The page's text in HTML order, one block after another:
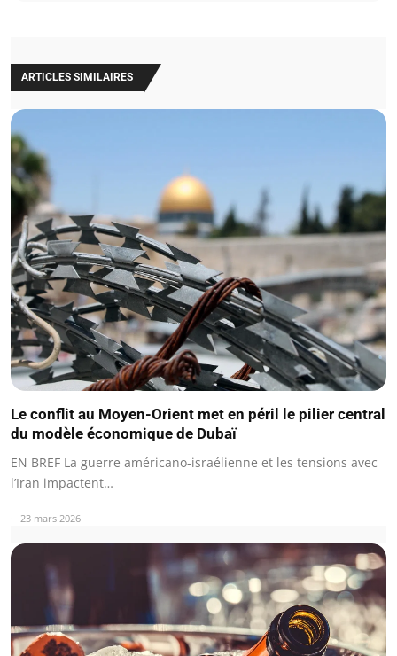
ARTICLES SIMILAIRES
Le conflit au Moyen-Orient met en péril le pilier central
du modèle économique de Dubaï
EN BREF La guerre américano-israélienne et les tensions avec
l’Iran impactent…
23 mars 2026